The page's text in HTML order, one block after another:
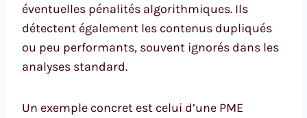
éventuelles pénalités algorithmiques. Ils
détectent également les contenus dupliqués
ou peu performants, souvent ignorés dans les
analyses standard.
Un exemple concret est celui d’une PME